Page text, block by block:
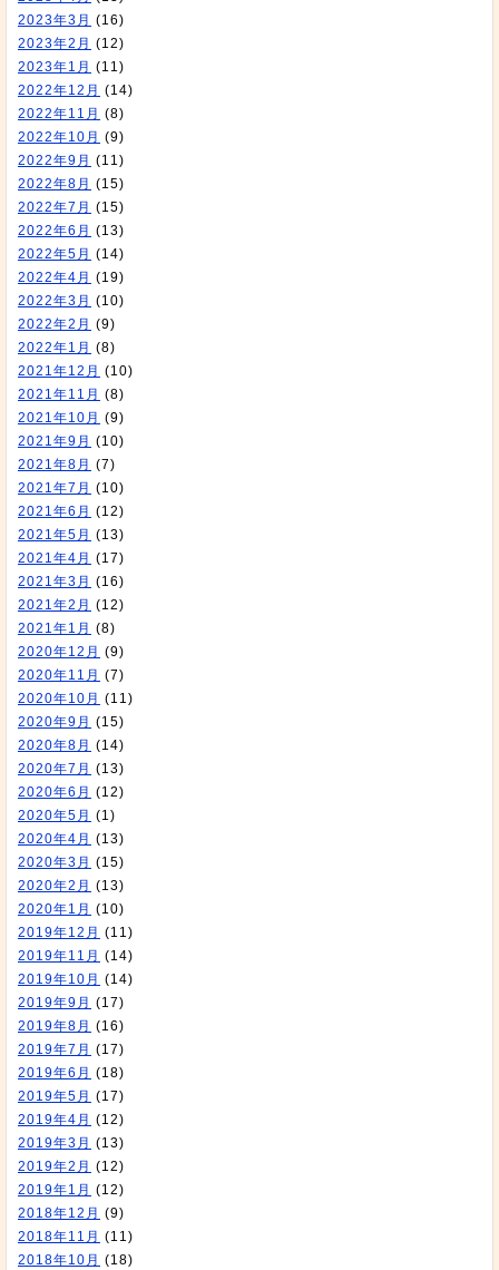
2023年3月 (16)
2023年2月 (12)
2023年1月 (11)
2022年12月 (14)
2022年11月 (8)
2022年10月 (9)
2022年9月 (11)
2022年8月 (15)
2022年7月 (15)
2022年6月 (13)
2022年5月 (14)
2022年4月 (19)
2022年3月 (10)
2022年2月 (9)
2022年1月 (8)
2021年12月 (10)
2021年11月 (8)
2021年10月 (9)
2021年9月 (10)
2021年8月 (7)
2021年7月 (10)
2021年6月 (12)
2021年5月 (13)
2021年4月 (17)
2021年3月 (16)
2021年2月 (12)
2021年1月 (8)
2020年12月 (9)
2020年11月 (7)
2020年10月 (11)
2020年9月 (15)
2020年8月 (14)
2020年7月 (13)
2020年6月 (12)
2020年5月 (1)
2020年4月 (13)
2020年3月 (15)
2020年2月 (13)
2020年1月 (10)
2019年12月 (11)
2019年11月 (14)
2019年10月 (14)
2019年9月 (17)
2019年8月 (16)
2019年7月 (17)
2019年6月 (18)
2019年5月 (17)
2019年4月 (12)
2019年3月 (13)
2019年2月 (12)
2019年1月 (12)
2018年12月 (9)
2018年11月 (11)
2018年10月 (18)